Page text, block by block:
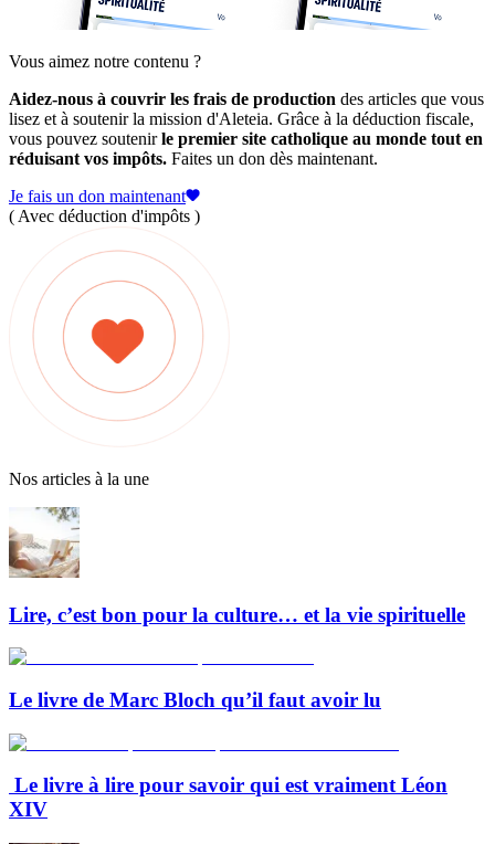
Vous aimez notre contenu ?
Aidez-nous à couvrir les frais de production des articles que vous
lisez et à soutenir la mission d'Aleteia. Grâce à la déduction fiscale,
vous pouvez soutenirle premier site catholique au monde tout en
réduisant vos impôts. Faites un don dès maintenant.
Je fais un don maintenant
( Avec déduction d'impôts )
Nos articles à la une
Lire, c’est bon pour la culture… et la vie spirituelle
Le livre de Marc Bloch qu’il faut avoir lu
Le livre à lire pour savoir qui est vraiment Léon
XIV